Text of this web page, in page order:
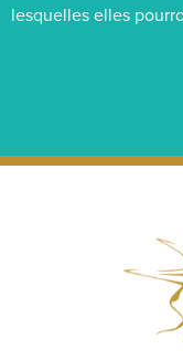
lesquelles elles